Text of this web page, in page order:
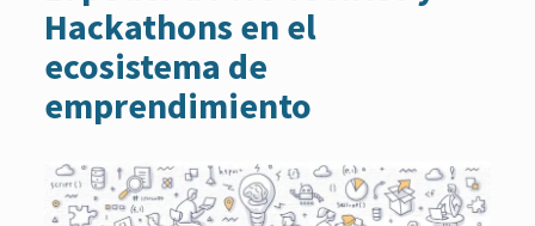
Hackathons en el
ecosistema de
emprendimiento